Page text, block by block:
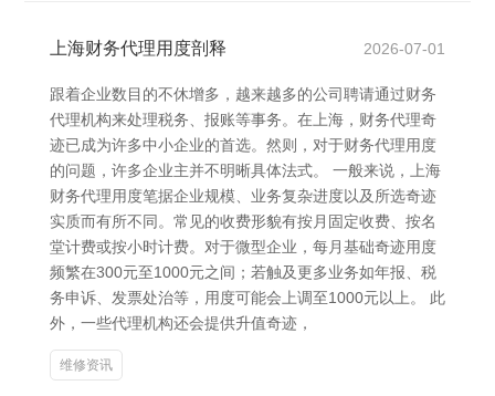
上海财务代理用度剖释 2026-07-01
跟着企业数目的不休增多，越来越多的公司聘请通过财务
代理机构来处理税务、报账等事务。在上海，财务代理奇
迹已成为许多中小企业的首选。然则，对于财务代理用度
的问题，许多企业主并不明晰具体法式。 一般来说，上海
财务代理用度笔据企业规模、业务复杂进度以及所选奇迹
实质而有所不同。常见的收费形貌有按月固定收费、按名
堂计费或按小时计费。对于微型企业，每月基础奇迹用度
频繁在300元至1000元之间；若触及更多业务如年报、税
务申诉、发票处治等，用度可能会上调至1000元以上。 此
外，一些代理机构还会提供升值奇迹，
维修资讯